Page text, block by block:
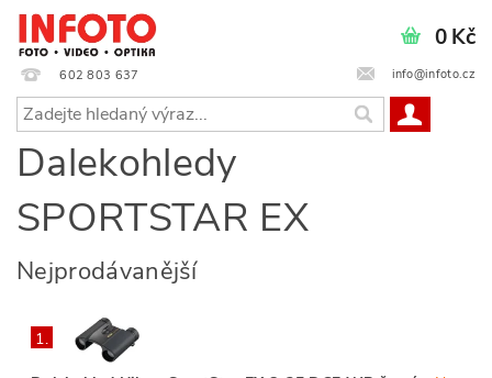
602 803 637 info@infoto.cz
0 Kč
Dalekohledy
SPORTSTAR EX
Nejprodávanější
1.